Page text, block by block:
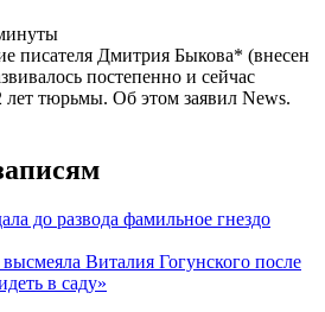
писателя Дмитрия Быкова* (внесен
постепенно и сейчас
лет тюрьмы. Об этом заявил News.
до развода фамильное гнездо
Виталия Гогунского после
в саду»